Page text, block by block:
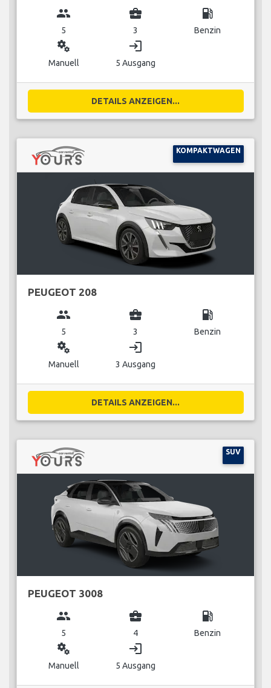
group
5
business_center
3
local_gas_station
Benzin
miscellaneous_services
Manuell
login
5 Ausgang
DETAILS ANZEIGEN...
KOMPAKTWAGEN
PEUGEOT 208
group
5
business_center
3
local_gas_station
Benzin
miscellaneous_services
Manuell
login
3 Ausgang
DETAILS ANZEIGEN...
SUV
PEUGEOT 3008
group
5
business_center
4
local_gas_station
Benzin
miscellaneous_services
Manuell
login
5 Ausgang